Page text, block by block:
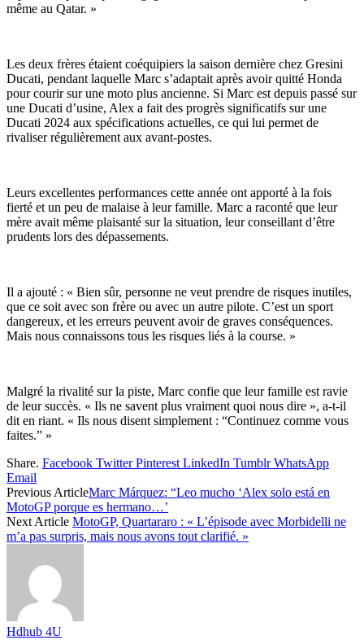
même au Qatar. »
Les deux frères étaient coéquipiers la saison dernière chez Gresini
Ducati, pendant laquelle Marc s’adaptait après avoir quitté Honda
pour courir sur une moto plus ancienne. Si Marc est depuis passé sur
une Ducati d’usine, Alex a fait des progrès significatifs sur une
Ducati 2024 aux spécifications actuelles, ce qui lui permet de
rivaliser régulièrement aux avant-postes.
Leurs excellentes performances cette année ont apporté à la fois
fierté et un peu de malaise à leur famille. Marc a raconté que leur
mère avait même plaisanté sur la situation, leur conseillant d’être
prudents lors des dépassements.
Il a ajouté : « Bien sûr, personne ne veut prendre de risques inutiles,
que ce soit avec son frère ou avec un autre pilote. C’est un sport
dangereux, et les erreurs peuvent avoir de graves conséquences.
Mais nous connaissons tous les risques liés à la course. »
Malgré la rivalité sur la piste, Marc confie que leur famille est ravie
de leur succès. « Ils ne savent plus vraiment quoi nous dire », a-t-il
dit en riant. « Ils nous disent simplement : “Continuez comme vous
faites.” »
Share. Facebook Twitter Pinterest LinkedIn Tumblr WhatsApp
Email
Previous ArticleMarc Márquez: “Leo mucho ‘Alex solo está en
MotoGP porque es hermano…’
Next Article MotoGP, Quartararo : « L’épisode avec Morbidelli ne
m’a pas surpris, mais nous avons tout clarifié. »
Hdhub 4U